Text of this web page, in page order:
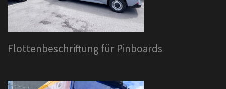
Flottenbeschriftung für Pinboards